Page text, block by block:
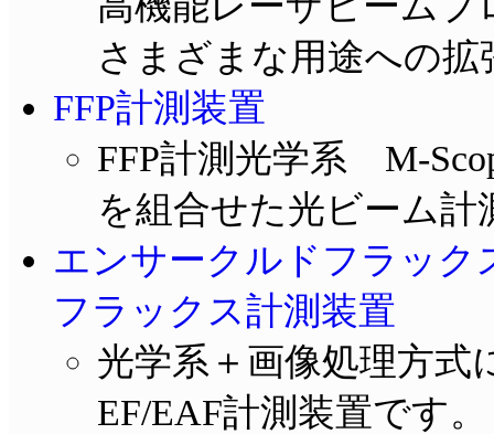
さまざまな用途への拡
FFP計測装置
FFP計測光学系 M-
を組合せた光ビーム計
エンサークルドフラッ
フラックス計測装置
光学系＋画像処理方
EF/EAF計測装置です。